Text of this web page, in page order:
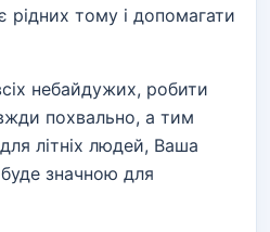
рідних тому і допомагати
небайдужих, робити
похвально, а тим
літніх людей, Ваша
значною для